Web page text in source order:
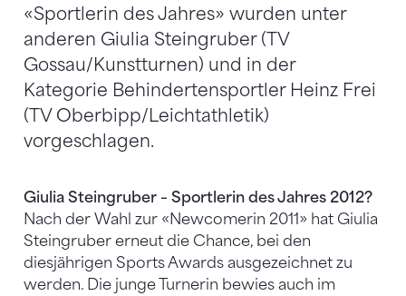
«Sportlerin des Jahres» wurden unter
anderen Giulia Steingruber (TV
Gossau/Kunstturnen) und in der
Kategorie Behindertensportler Heinz Frei
(TV Oberbipp/Leichtathletik)
vorgeschlagen.
Giulia Steingruber – Sportlerin des Jahres 2012?
Nach der Wahl zur «Newcomerin 2011» hat Giulia
Steingruber erneut die Chance, bei den
diesjährigen Sports Awards ausgezeichnet zu
werden. Die junge Turnerin bewies auch im